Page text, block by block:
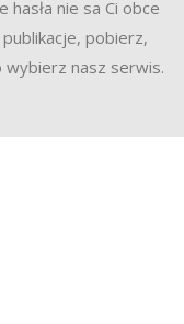
hasła nie sa Ci obce
pobierz,
wybierz nasz serwis.